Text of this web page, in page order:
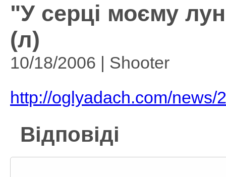
"У серці моєму
(л)
10/18/2006 | Shooter
http://oglyadach.com/news/
Відповіді